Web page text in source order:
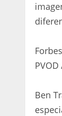
Forbes
PVOD
Ben